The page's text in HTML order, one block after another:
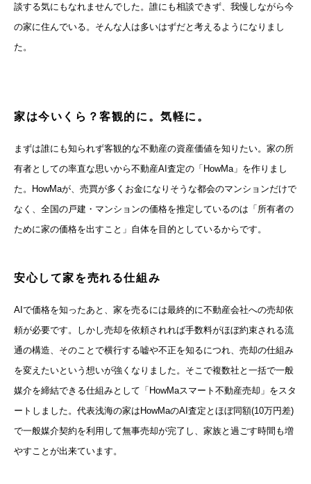
談する気にもなれませんでした。誰にも相談できず、我慢しながら今
の家に住んでいる。そんな人は多いはずだと考えるようになりまし
た。
家は今いくら？客観的に。気軽に。
まずは誰にも知られず客観的な不動産の資産価値を知りたい。家の所
有者としての率直な思いから不動産AI査定の「HowMa」を作りまし
た。HowMaが、売買が多くお金になりそうな都会のマンションだけで
なく、全国の戸建・マンションの価格を推定しているのは「所有者の
ために家の価格を出すこと」自体を目的としているからです。
安心して家を売れる仕組み
AIで価格を知ったあと、家を売るには最終的に不動産会社への売却依
頼が必要です。しかし売却を依頼されれば手数料がほぼ約束される流
通の構造、そのことで横行する嘘や不正を知るにつれ、売却の仕組み
を変えたいという想いが強くなりました。そこで複数社と一括で一般
媒介を締結できる仕組みとして「HowMaスマート不動産売却」をスタ
ートしました。代表浅海の家はHowMaのAI査定とほぼ同額(10万円差)
で一般媒介契約を利用して無事売却が完了し、家族と過ごす時間も増
やすことが出来ています。